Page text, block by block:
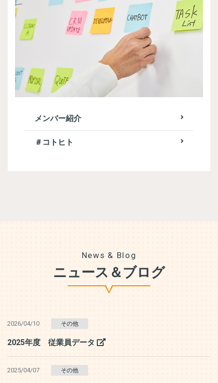
メンバー紹介
＃コトヒト
News & Blog
ニュース＆ブログ
2026/04/10 その他
2025年度 従業員データ
2025/04/07 その他